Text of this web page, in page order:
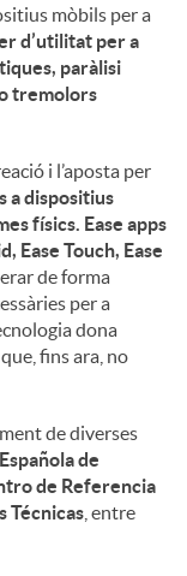
mòbils per a
d’utilitat per a
paràlisi
tremolors
i l’aposta per
a dispositius
físics. Ease apps
Ease Touch, Ease
de forma
per a
dona
fins ara, no
de diverses
de
de Referencia
Técnicas , entre